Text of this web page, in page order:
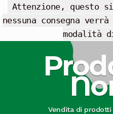
Attenzione, questo
nessuna consegna
modalità
navigazione
contenuto
Vendita di